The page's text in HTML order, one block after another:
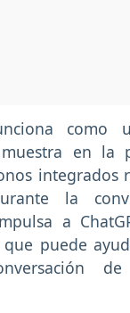
como
en la
integrados
la
a
puede